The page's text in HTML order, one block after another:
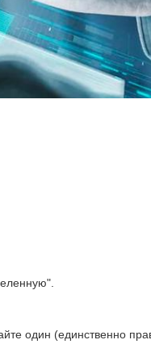
один (единственно